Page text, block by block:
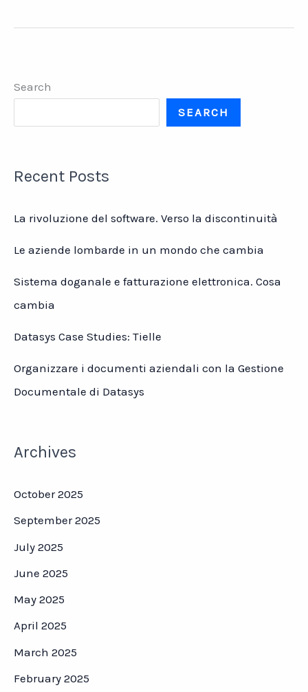
ostacoli
Search
SEARCH
Recent Posts
La rivoluzione del software. Verso la discontinuità
Le aziende lombarde in un mondo che cambia
Sistema doganale e fatturazione elettronica. Cosa
cambia
Datasys Case Studies: Tielle
Organizzare i documenti aziendali con la Gestione
Documentale di Datasys
Archives
October 2025
September 2025
July 2025
June 2025
May 2025
April 2025
March 2025
February 2025